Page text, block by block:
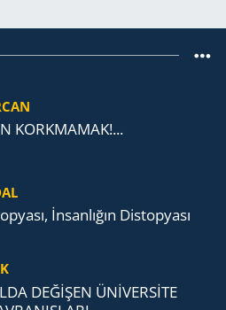
KORKMAMAK!...
İnsanlığın Distopyası
DEĞİŞEN ÜNİVERSİTE